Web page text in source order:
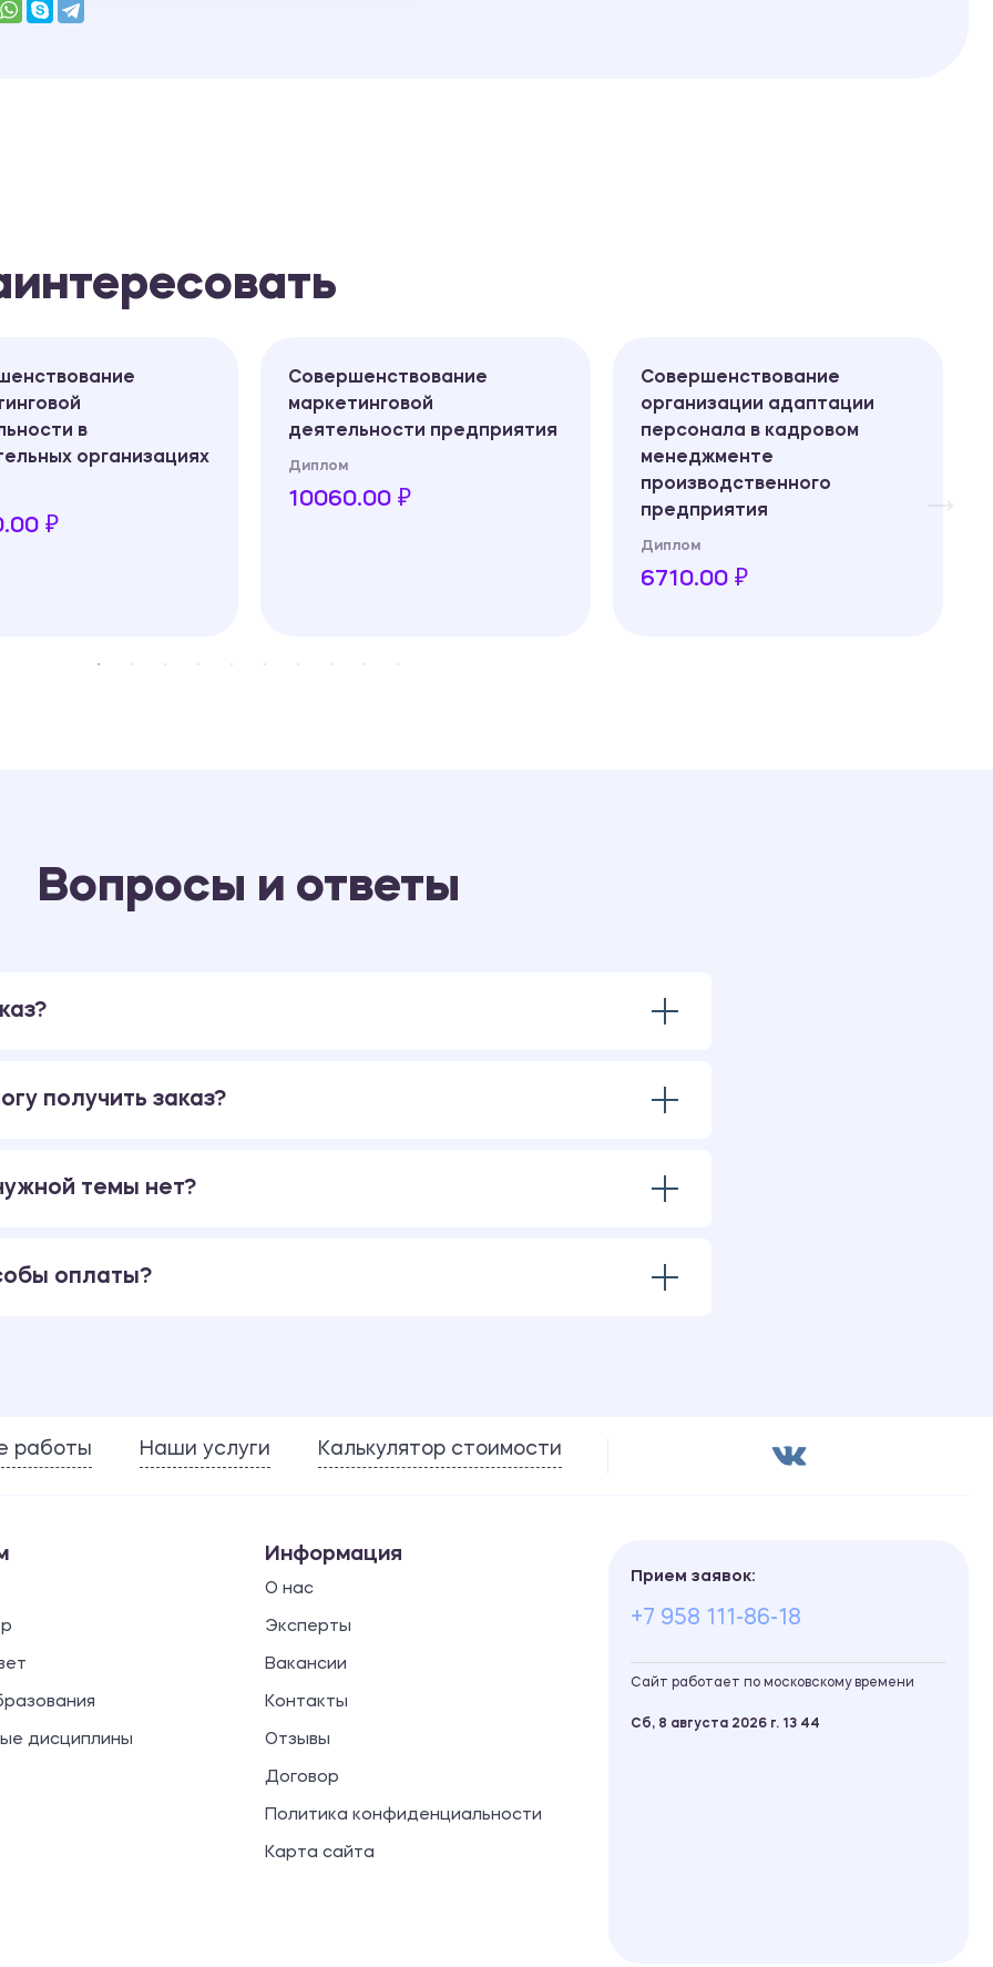
в
организациях
₽
Совершенствование
маркетинговой
деятельности предприятия
Диплом
10060.00 ₽
Совершенствование
организации адаптации
персонала в кадровом
менеджменте
производственного
предприятия
Диплом
6710.00 ₽
Вопросы и ответы
получить заказ?
темы нет?
оплаты?
работы Наши услуги Калькулятор стоимости
дисциплины
Информация
О нас
Эксперты
Вакансии
Контакты
Отзывы
Договор
Политика конфиденциальности
Карта сайта
Прием заявок:
+7 958 111-86-18
Сайт работает по московскому времени
Сб, 8 августа 2026 г. 13 44